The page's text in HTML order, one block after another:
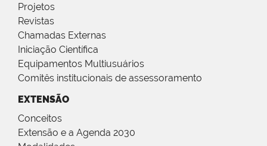
Projetos
Revistas
Chamadas Externas
Iniciação Científica
Equipamentos Multiusuários
Comitês institucionais de assessoramento
EXTENSÃO
Conceitos
Extensão e a Agenda 2030